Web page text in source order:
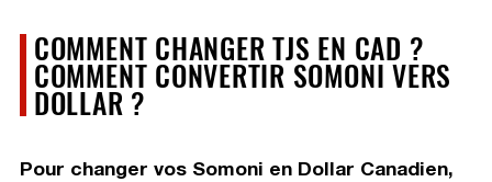
COMMENT CHANGER TJS EN CAD ?
COMMENT CONVERTIR SOMONI VERS
DOLLAR ?
Pour changer vos Somoni en Dollar Canadien,